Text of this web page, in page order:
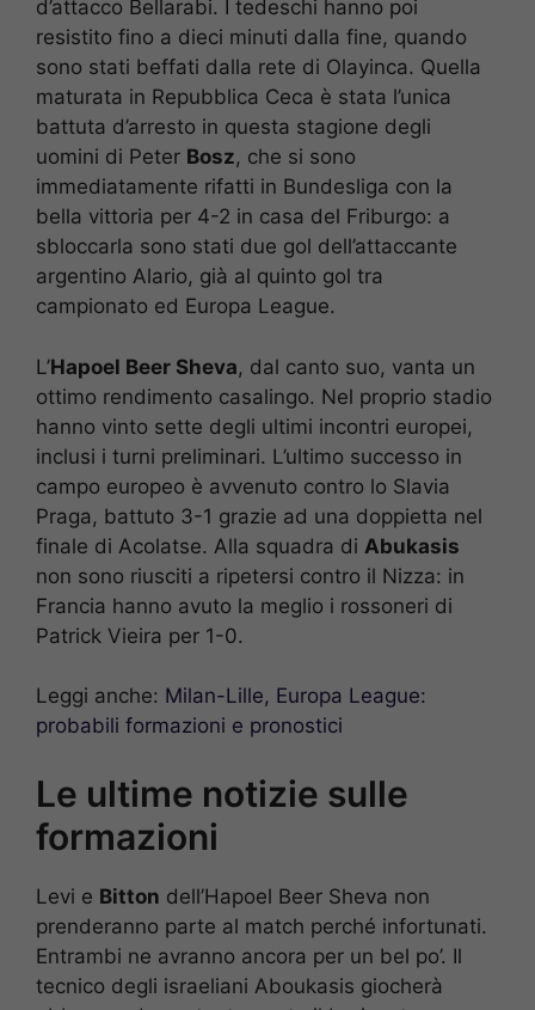
d’attacco Bellarabi. I tedeschi hanno poi
resistito fino a dieci minuti dalla fine, quando
sono stati beffati dalla rete di Olayinca. Quella
maturata in Repubblica Ceca è stata l’unica
battuta d’arresto in questa stagione degli
uomini di Peter Bosz, che si sono
immediatamente rifatti in Bundesliga con la
bella vittoria per 4-2 in casa del Friburgo: a
sbloccarla sono stati due gol dell’attaccante
argentino Alario, già al quinto gol tra
campionato ed Europa League.
L’Hapoel Beer Sheva, dal canto suo, vanta un
ottimo rendimento casalingo. Nel proprio stadio
hanno vinto sette degli ultimi incontri europei,
inclusi i turni preliminari. L’ultimo successo in
campo europeo è avvenuto contro lo Slavia
Praga, battuto 3-1 grazie ad una doppietta nel
finale di Acolatse. Alla squadra di Abukasis
non sono riusciti a ripetersi contro il Nizza: in
Francia hanno avuto la meglio i rossoneri di
Patrick Vieira per 1-0.
Leggi anche: Milan-Lille, Europa League:
probabili formazioni e pronostici
Le ultime notizie sulle
formazioni
Levi e Bitton dell’Hapoel Beer Sheva non
prenderanno parte al match perché infortunati.
Entrambi ne avranno ancora per un bel po’. Il
tecnico degli israeliani Aboukasis giocherà